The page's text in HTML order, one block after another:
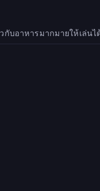
กับอาหารมากมายให้เล่น